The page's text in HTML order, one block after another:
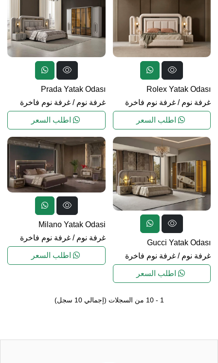
Rolex Yatak Odası
غرفة نوم / غرفة نوم فاخرة
اطلب السعر
Prada Yatak Odası
غرفة نوم /غرفة نوم فاخرة
اطلب السعر
Gucci Yatak Odası
غرفة نوم / غرفة نوم فاخرة
اطلب السعر
Milano Yatak Odasi
غرفة نوم /غرفة نوم فاخرة
اطلب السعر
1
-
10 من السجلات (إجمالي10 سجل)